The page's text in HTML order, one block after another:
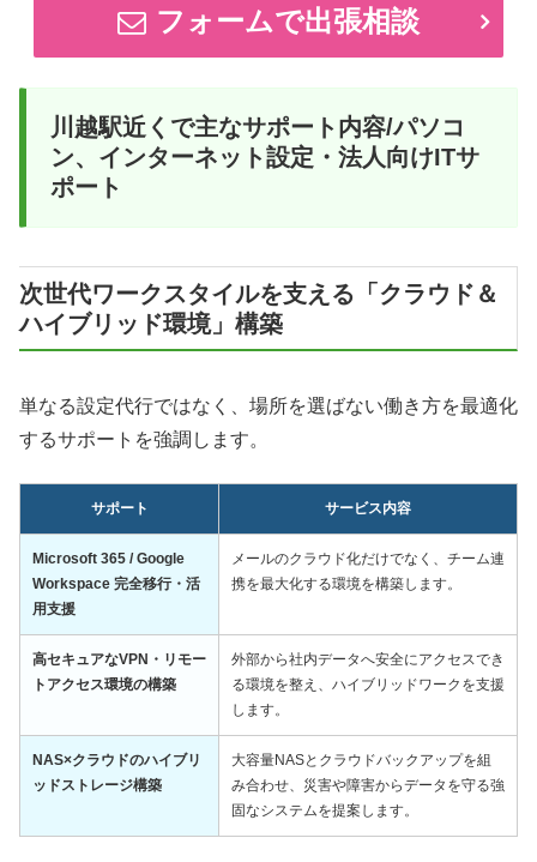
フォームで出張相談
川越駅近くで主なサポート内容/パソコ
ン、インターネット設定・法人向けITサ
ポート
次世代ワークスタイルを支える「クラウド＆
ハイブリッド環境」構築
単なる設定代行ではなく、場所を選ばない働き方を最適化
するサポートを強調します。
サポート サービス内容
Microsoft 365 / Google
Workspace 完全移行・活
用支援
メールのクラウド化だけでなく、チーム連
携を最大化する環境を構築します。
高セキュアなVPN・リモー
トアクセス環境の構築
外部から社内データへ安全にアクセスでき
る環境を整え、ハイブリッドワークを支援
します。
NAS×クラウドのハイブリ
ッドストレージ構築
大容量NASとクラウドバックアップを組
み合わせ、災害や障害からデータを守る強
固なシステムを提案します。